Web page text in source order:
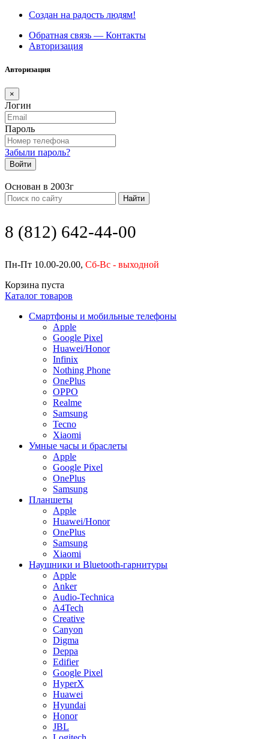
Создан на радость людям!
Обратная связь — Контакты
Авторизация
Авторизация
×
Логин
Пароль
Забыли пароль?
Войти
Основан в 2003г
Найти
8 (812) 642-44-00
Пн-Пт 10.00-20.00, Сб-Вс - выходной
Корзина пуста
Каталог товаров
Смартфоны и мобильные телефоны
Apple
Google Pixel
Huawei/Honor
Infinix
Nothing Phone
OnePlus
OPPO
Realme
Samsung
Tecno
Xiaomi
Умные часы и браслеты
Apple
Google Pixel
OnePlus
Samsung
Планшеты
Apple
Huawei/Honor
OnePlus
Samsung
Xiaomi
Наушники и Bluetooth-гарнитуры
Apple
Anker
Audio-Technica
A4Tech
Creative
Canyon
Digma
Deppa
Edifier
Google Pixel
HyperX
Huawei
Hyundai
Honor
JBL